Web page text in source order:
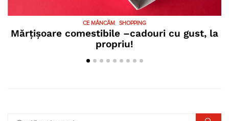
CE MÂNCĂM SHOPPING
Mărțișoare comestibile –cadouri cu gust, la
propriu!